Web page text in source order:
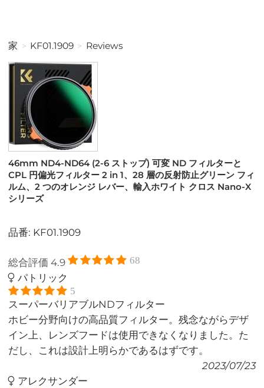
家 KF01.1909 Reviews
46mm ND4-ND64 (2-6 ストップ) 可変 ND フィルターと
CPL 円偏光フィルター 2 in 1、28 層の反射防止グリーン フィ
ルム、2 つのオレンジ レバー、輸入ホワイト クロス Nano-X
シリーズ
品番: KF01.1909
総合評価4.9 68
パトリック
5
スーパーバリアブルNDフィルター
ホビー分野向けの高品質フィルター。残念ながらデザ
イン上、レンズフードは使用できなくなりました。た
だし、これは設計上明らかであるはずです。
2023/07/23
アレクサンダー